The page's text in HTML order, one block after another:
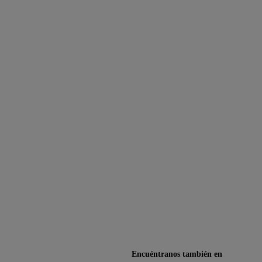
Encuéntranos también en